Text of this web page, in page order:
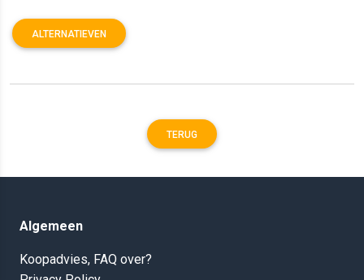
ALTERNATIEVEN
TERUG
Algemeen
Koopadvies, FAQ over?